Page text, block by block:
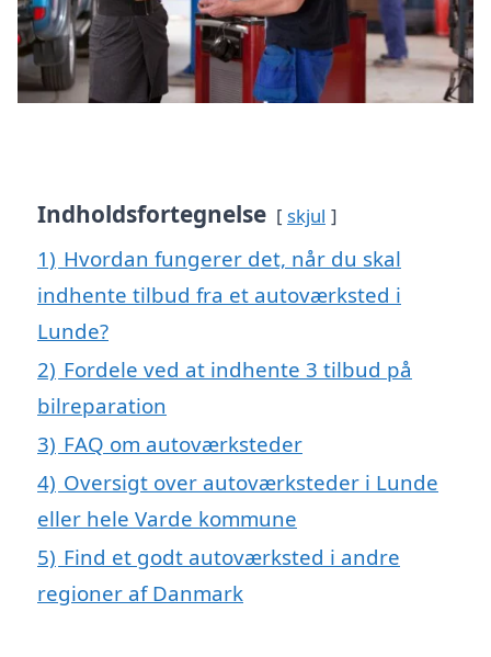
Indholdsfortegnelse skjul
1) Hvordan fungerer det, når du skal
indhente tilbud fra et autoværksted i
Lunde?
2) Fordele ved at indhente 3 tilbud på
bilreparation
3) FAQ om autoværksteder
4) Oversigt over autoværksteder i Lunde
eller hele Varde kommune
5) Find et godt autoværksted i andre
regioner af Danmark